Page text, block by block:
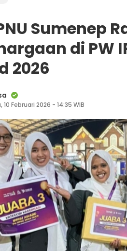
Sumenep
di PW
2026
10 Februari 2026 - 14:35 WIB